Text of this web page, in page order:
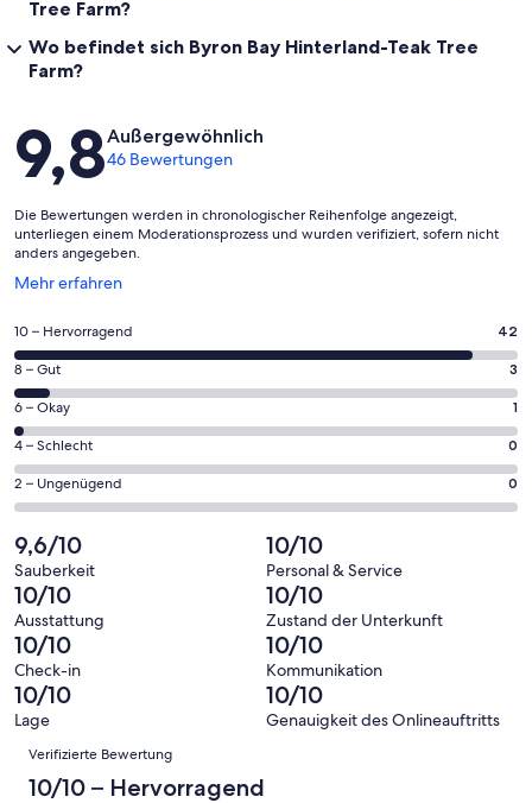
Tree Farm?
Wo befindet sich Byron Bay Hinterland-Teak Tree
Farm?
Bewertungen
9,8Außergewöhnlich
46 Bewertungen
Die Bewertungen werden in chronologischer Reihenfolge angezeigt,
unterliegen einem Moderationsprozess und wurden verifiziert, sofern nicht
anders angegeben.
Mehr erfahren
Wird
einem
neuen
Fenster
geöffnet
42
von
insgesamt
46
Gästebewertungen
haben
eine
Bewertung
von
10
-
Hervorragend
10 – Hervorragend 42
3
von
insgesamt
46
Gästebewertungen
haben
Bewertung
von
8
-
Gut
8 – Gut 3
1
von
insgesamt
46
Gästebewertungen
haben
eine
Bewertung
von
6
-
Okay
6 – Okay 1
0
von
insgesamt
Gästebewertungen
haben
eine
Bewertung
von
4
-
Schlecht
4 – Schlecht 0
0
von
insgesamt
46
Gästebewertungen
haben
eine
Bewertung
von
2
Ungenügend
2 – Ungenügend 0
9,6/10
Sauberkeit
10/10
Personal & Service
10/10
Ausstattung
10/10
Zustand der Unterkunft
10/10
Check-in
10/10
Kommunikation
10/10
Lage
10/10
Genauigkeit des Onlineauftritts
Bewertungen
Verifizierte Bewertung
10/10 – Hervorragend